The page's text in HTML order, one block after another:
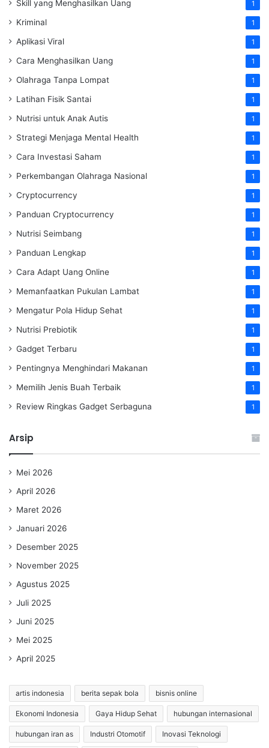
Skill yang Menghasilkan Uang 1
Kriminal 1
Aplikasi Viral 1
Cara Menghasilkan Uang 1
Olahraga Tanpa Lompat 1
Latihan Fisik Santai 1
Nutrisi untuk Anak Autis 1
Strategi Menjaga Mental Health 1
Cara Investasi Saham 1
Perkembangan Olahraga Nasional 1
Cryptocurrency 1
Panduan Cryptocurrency 1
Nutrisi Seimbang 1
Panduan Lengkap 1
Cara Adapt Uang Online 1
Memanfaatkan Pukulan Lambat 1
Mengatur Pola Hidup Sehat 1
Nutrisi Prebiotik 1
Gadget Terbaru 1
Pentingnya Menghindari Makanan 1
Memilih Jenis Buah Terbaik 1
Review Ringkas Gadget Serbaguna 1
Arsip
Mei 2026
April 2026
Maret 2026
Januari 2026
Desember 2025
November 2025
Agustus 2025
Juli 2025
Juni 2025
Mei 2025
April 2025
artis indonesia berita sepak bola bisnis online
Ekonomi Indonesia Gaya Hidup Sehat hubungan internasional
hubungan iran as Industri Otomotif Inovasi Teknologi